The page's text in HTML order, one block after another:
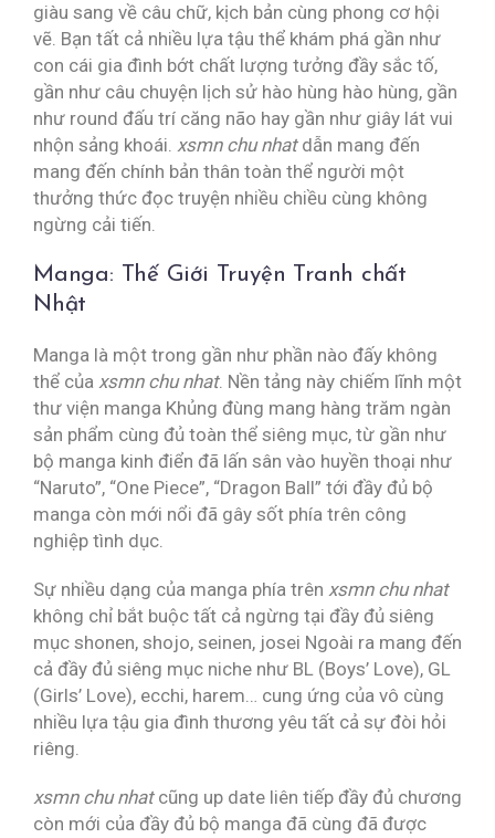
giàu sang về câu chữ, kịch bản cùng phong cơ hội
vẽ. Bạn tất cả nhiều lựa tậu thể khám phá gần như
con cái gia đình bớt chất lượng tưởng đầy sắc tố,
gần như câu chuyện lịch sử hào hùng hào hùng, gần
như round đấu trí căng não hay gần như giây lát vui
nhộn sảng khoái. xsmn chu nhatdẫn mang đến
mang đến chính bản thân toàn thể người một
thưởng thức đọc truyện nhiều chiều cùng không
ngừng cải tiến.
Manga: Thế Giới Truyện Tranh chất
Nhật
Manga là một trong gần như phần nào đấy không
thể của xsmn chu nhat. Nền tảng này chiếm lĩnh một
thư viện manga Khủng đùng mang hàng trăm ngàn
sản phẩm cùng đủ toàn thể siêng mục, từ gần như
bộ manga kinh điển đã lấn sân vào huyền thoại như
“Naruto”, “One Piece”, “Dragon Ball” tới đầy đủ bộ
manga còn mới nổi đã gây sốt phía trên công
nghiệp tình dục.
Sự nhiều dạng của manga phía trên xsmn chu nhat
không chỉ bắt buộc tất cả ngừng tại đầy đủ siêng
mục shonen, shojo, seinen, josei Ngoài ra mang đến
cả đầy đủ siêng mục niche như BL (Boys’ Love), GL
(Girls’ Love), ecchi, harem… cung ứng của vô cùng
nhiều lựa tậu gia đình thương yêu tất cả sự đòi hỏi
riêng.
xsmn chu nhatcũng up date liên tiếp đầy đủ chương
còn mới của đầy đủ bộ manga đã cùng đã được